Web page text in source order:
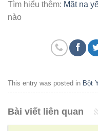
Tìm hiểu thêm: Mặt nạ
nào
This entry was posted in Bột
Bài viết liên quan